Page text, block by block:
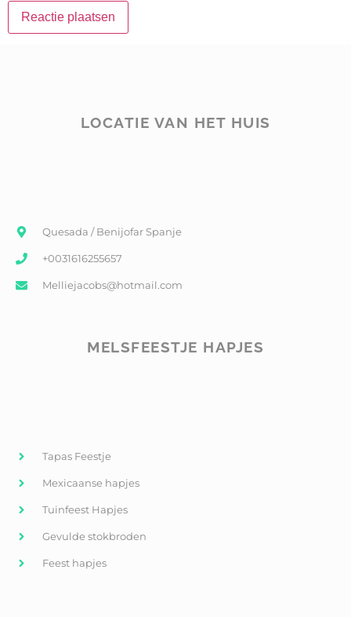
LOCATIE VAN HET HUIS
Quesada / Benijofar Spanje
+0031616255657
Melliejacobs@hotmail.com
MELSFEESTJE HAPJES
Tapas Feestje
Mexicaanse hapjes
Tuinfeest Hapjes
Gevulde stokbroden
Feest hapjes